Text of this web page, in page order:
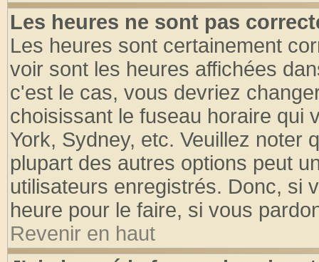
Les heures ne sont pas
Les heures sont certainement
voir sont les heures affichées
c'est le cas, vous devriez
choisissant le fuseau horaire qui
York, Sydney, etc. Veuillez noter
plupart des autres options peut
utilisateurs enregistrés. Donc, si
heure pour le faire, si vous
Revenir en haut